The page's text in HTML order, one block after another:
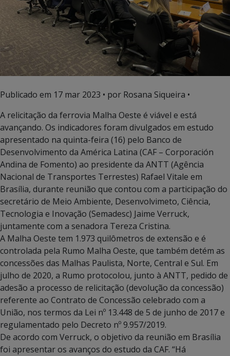
Publicado em 17 mar 2023 • por Rosana Siqueira •
A relicitação da ferrovia Malha Oeste é viável e está
avançando. Os indicadores foram divulgados em estudo
apresentado na quinta-feira (16) pelo Banco de
Desenvolvimento da América Latina (CAF – Corporación
Andina de Fomento) ao presidente da ANTT (Agência
Nacional de Transportes Terrestes) Rafael Vitale em
Brasília, durante reunião que contou com a participação do
secretário de Meio Ambiente, Desenvolvimeto, Ciência,
Tecnologia e Inovação (Semadesc) Jaime Verruck,
juntamente com a senadora Tereza Cristina.
A Malha Oeste tem 1.973 quilômetros de extensão e é
controlada pela Rumo Malha Oeste, que também detém as
concessões das Malhas Paulista, Norte, Central e Sul. Em
julho de 2020, a Rumo protocolou, junto à ANTT, pedido de
adesão a processo de relicitação (devolução da concessão)
referente ao Contrato de Concessão celebrado com a
União, nos termos da Lei nº 13.448 de 5 de junho de 2017 e
regulamentado pelo Decreto nº 9.957/2019.
De acordo com Verruck, o objetivo da reunião em Brasília
foi apresentar os avanços do estudo da CAF. “Há